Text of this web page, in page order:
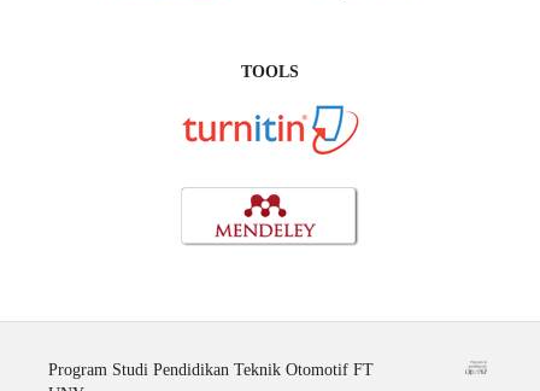
TOOLS
Program Studi Pendidikan Teknik Otomotif FT